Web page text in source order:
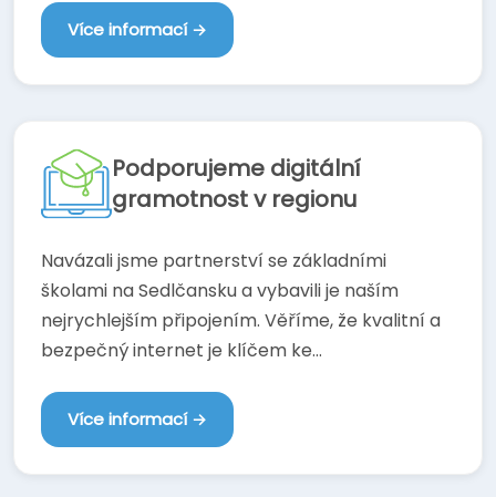
Více informací →
Podporujeme digitální
gramotnost v regionu
Navázali jsme partnerství se základními
školami na Sedlčansku a vybavili je naším
nejrychlejším připojením. Věříme, že kvalitní a
bezpečný internet je klíčem ke...
Více informací →